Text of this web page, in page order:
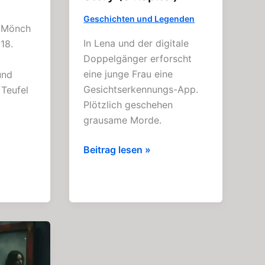
Geschichten und Legenden
In Lena und der digitale
Doppelgänger erforscht
eine junge Frau eine
Gesichtserkennungs-App.
Plötzlich geschehen
grausame Morde.
Lena
Beitrag lesen »